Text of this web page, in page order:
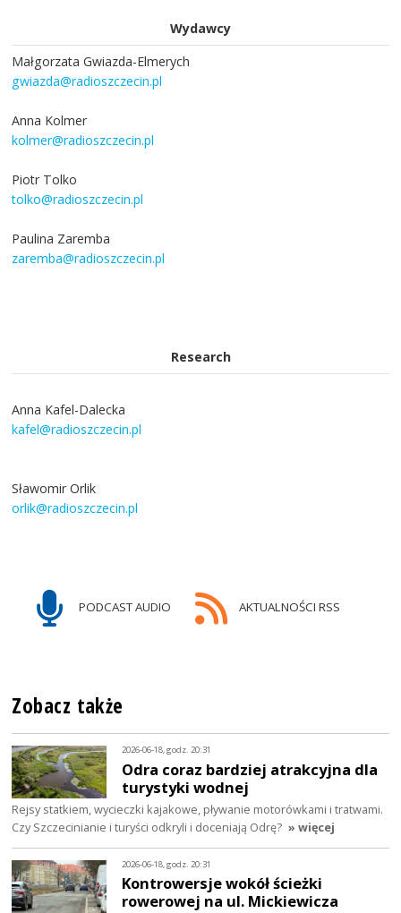
Wydawcy
Małgorzata Gwiazda-Elmerych
gwiazda@radioszczecin.pl
Anna Kolmer
kolmer@radioszczecin.pl
Piotr Tolko
tolko@radioszczecin.pl
Paulina Zaremba
zaremba@radioszczecin.pl
Research
Anna Kafel-Dalecka
kafel@radioszczecin.pl
Sławomir Orlik
orlik@radioszczecin.pl
PODCAST AUDIO AKTUALNOŚCI RSS
Zobacz także
2026-06-18, godz. 20:31
Odra coraz bardziej atrakcyjna dla
turystyki wodnej
Rejsy statkiem, wycieczki kajakowe, pływanie motorówkami i tratwami.
Czy Szczecinianie i turyści odkryli i doceniają Odrę? » więcej
2026-06-18, godz. 20:31
Kontrowersje wokół ścieżki
rowerowej na ul. Mickiewicza